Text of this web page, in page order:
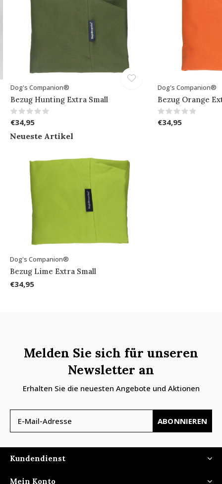
Dog's Companion®
Bezug Hunting Extra Small
€34,95
Dog's Companion®
Bezug Orange
€34,95
Neueste Artikel
Dog's Companion®
Bezug Lime Extra Small
€34,95
Melden Sie sich für unseren
Newsletter an
Erhalten Sie die neuesten Angebote und Aktionen
ABONNIEREN
Kundendienst
Mein Konto